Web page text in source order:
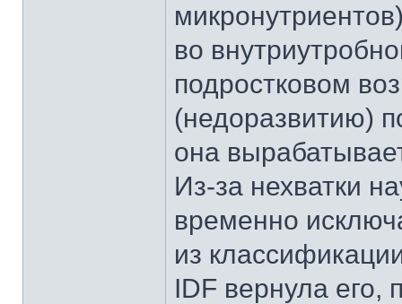
во
подростковом
(недоразвитию)
она
Из-за нехватки
временно
из
IDF вернула его,